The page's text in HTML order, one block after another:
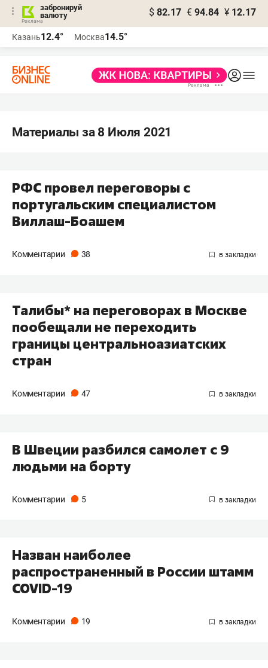
забронируй
валюту
$ 82.17 € 94.84 ¥ 12.17
Казань12.4° Москва14.5°
Материалы за 8 Июля 2021
РФС провел переговоры с
португальским специалистом
Виллаш-Боашем
Комментарии 38
Талибы* на переговорах в Москве
пообещали не переходить
границы центральноазиатских
стран
Комментарии 47
В Швеции разбился самолет с 9
людьми на борту
Комментарии 5
Назван наиболее
распространенный в России штамм
COVID-19
Комментарии 19